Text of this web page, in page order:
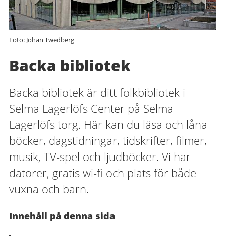
Foto: Johan Twedberg
Backa bibliotek
Backa bibliotek är ditt folkbibliotek i
Selma Lagerlöfs Center på Selma
Lagerlöfs torg. Här kan du läsa och låna
böcker, dagstidningar, tidskrifter, filmer,
musik, TV-spel och ljudböcker. Vi har
datorer, gratis wi-fi och plats för både
vuxna och barn.
Innehåll på denna sida